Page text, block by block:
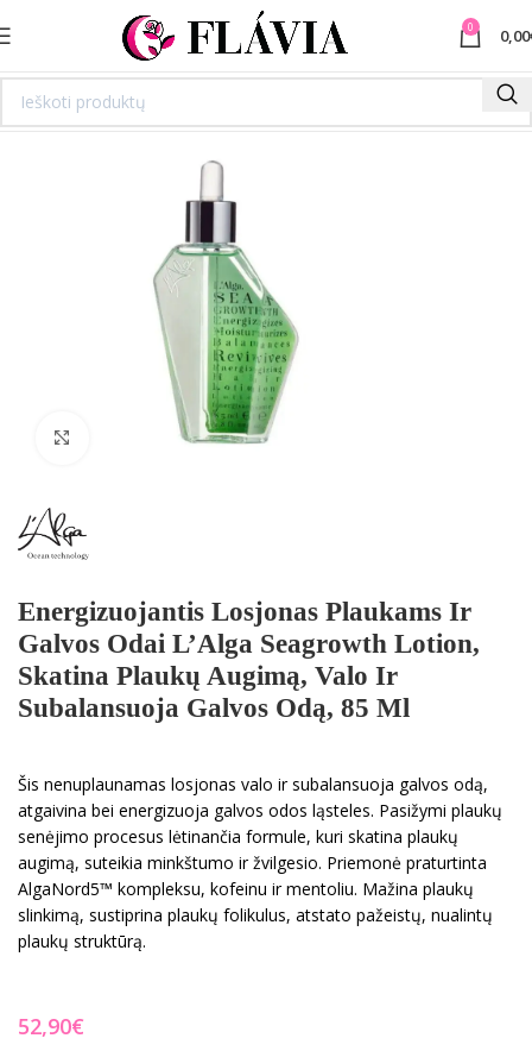
0 0,00
Spustelėkite norėdami padidinti
Energizuojantis Losjonas Plaukams Ir
Galvos Odai L’Alga Seagrowth Lotion,
Skatina Plaukų Augimą, Valo Ir
Subalansuoja Galvos Odą, 85 Ml
Šis nenuplaunamas losjonas valo ir subalansuoja galvos odą,
atgaivina bei energizuoja galvos odos ląsteles. Pasižymi plaukų
senėjimo procesus lėtinančia formule, kuri skatina plaukų
augimą, suteikia minkštumo ir žvilgesio. Priemonė praturtinta
AlgaNord5™ kompleksu, kofeinu ir mentoliu. Mažina plaukų
slinkimą, sustiprina plaukų folikulus, atstato pažeistų, nualintų
plaukų struktūrą.
€